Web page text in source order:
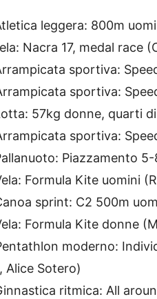
leggera: 800m
Nacra 17, medal race
sportiva:
sportiva:
57kg donne, quarti
sportiva:
Piazzamento
Formula Kite uomini
sprint: C2 500m
Formula Kite donne
moderno:
Alice Sotero)
ritmica: All